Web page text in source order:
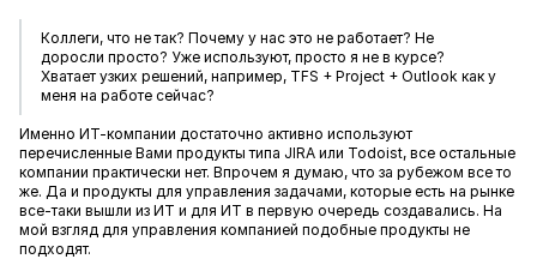
Коллеги, что не так? Почему у нас это не работает? Не
доросли просто? Уже используют, просто я не в курсе?
Хватает узких решений, например, TFS + Project + Outlook как у
меня на работе сейчас?
Именно ИТ-компании достаточно активно используют
перечисленные Вами продукты типа JIRA или Todoist, все остальные
компании практически нет. Впрочем я думаю, что за рубежом все то
же. Да и продукты для управления задачами, которые есть на рынке
все-таки вышли из ИТ и для ИТ в первую очередь создавались. На
мой взгляд для управления компанией подобные продукты не
подходят.